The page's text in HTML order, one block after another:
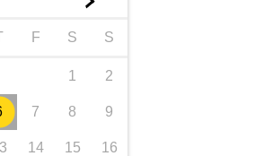
F S S
1 2
7 8 9
14 15 16